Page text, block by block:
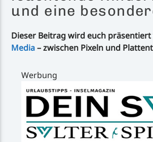
und eine
Dieser Beitrag wird euch
Media– zwischen Pixeln und
Werbung